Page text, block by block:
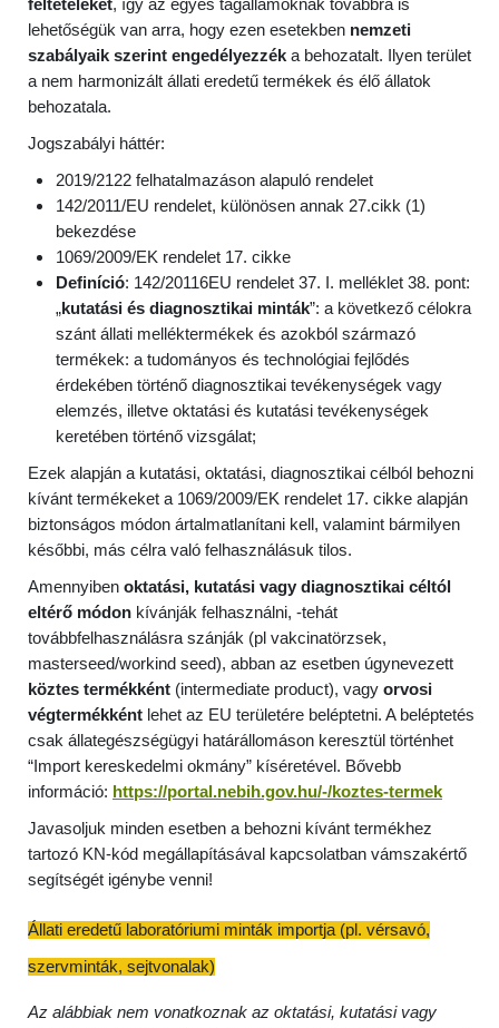
feltételeket, így az egyes tagállamoknak továbbra is
lehetőségük van arra, hogy ezen esetekben nemzeti
szabályaik szerint engedélyezzék a behozatalt. Ilyen terület
a nem harmonizált állati eredetű termékek és élő állatok
behozatala.
Jogszabályi háttér:
2019/2122 felhatalmazáson alapuló rendelet
142/2011/EU rendelet, különösen annak 27.cikk (1)
bekezdése
1069/2009/EK rendelet 17. cikke
Definíció: 142/20116EU rendelet 37. I. melléklet 38. pont:
„kutatási és diagnosztikai minták”: a következő célokra
szánt állati melléktermékek és azokból származó
termékek: a tudományos és technológiai fejlődés
érdekében történő diagnosztikai tevékenységek vagy
elemzés, illetve oktatási és kutatási tevékenységek
keretében történő vizsgálat;
Ezek alapján a kutatási, oktatási, diagnosztikai célból behozni
kívánt termékeket a 1069/2009/EK rendelet 17. cikke alapján
biztonságos módon ártalmatlanítani kell, valamint bármilyen
későbbi, más célra való felhasználásuk tilos.
Amennyiben oktatási, kutatási vagy diagnosztikai céltól
eltérő módon kívánják felhasználni, -tehát
továbbfelhasználásra szánják (pl vakcinatörzsek,
masterseed/workind seed), abban az esetben úgynevezett
köztes termékként (intermediate product), vagy orvosi
végtermékként lehet az EU területére beléptetni. A beléptetés
csak állategészségügyi határállomáson keresztül történhet
“Import kereskedelmi okmány” kíséretével. Bővebb
információ: https://portal.nebih.gov.hu/-/koztes-termek
Javasoljuk minden esetben a behozni kívánt termékhez
tartozó KN-kód megállapításával kapcsolatban vámszakértő
segítségét igénybe venni!
Állati eredetű laboratóriumi minták importja (pl. vérsavó,
szervminták, sejtvonalak)
Az alábbiak nem vonatkoznak az oktatási, kutatási vagy